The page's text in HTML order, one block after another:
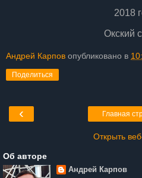
2018
Окский
Андрей Карпов опубликовано в
Поделиться
‹ Главная
Открыть
Об авторе
Андрей Карпов